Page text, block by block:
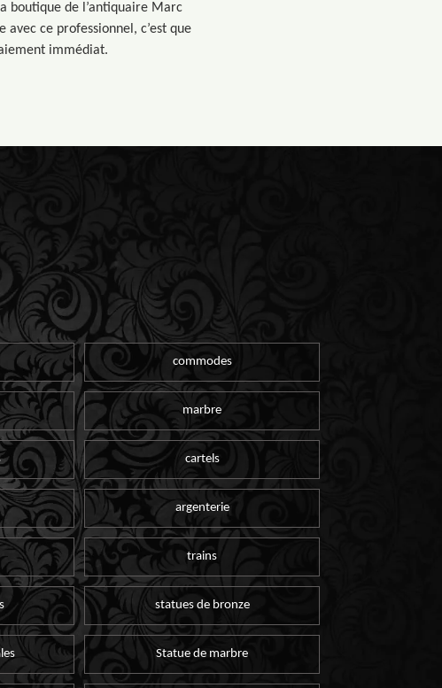
boutique de l’antiquaire Marc
ce professionnel, c’est que
immédiat.
commodes
marbre
cartels
argenterie
trains
statues de bronze
Statue de marbre